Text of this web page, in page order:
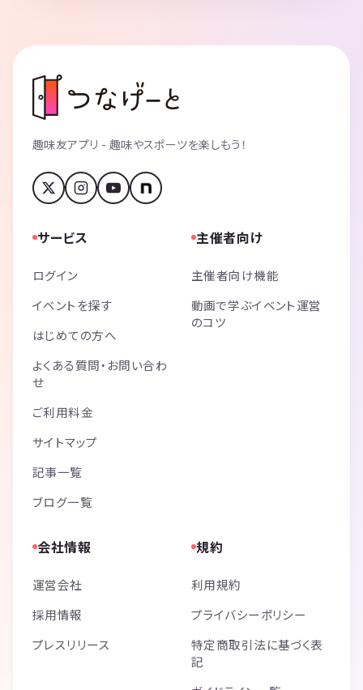
趣味友アプリ - 趣味やスポーツを楽しもう！
サービス
ログイン
イベントを探す
はじめての方へ
よくある質問・お問い合わ
せ
ご利用料金
サイトマップ
記事一覧
ブログ一覧
主催者向け
主催者向け機能
動画で学ぶイベント運営
のコツ
会社情報
運営会社
採用情報
プレスリリース
規約
利用規約
プライバシーポリシー
特定商取引法に基づく表
記